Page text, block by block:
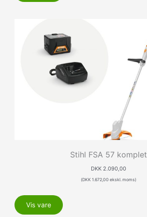
Stihl FSA 57 komplet
DKK2.090,00
(DKK1.672,00 ekskl. moms)
Vis vare